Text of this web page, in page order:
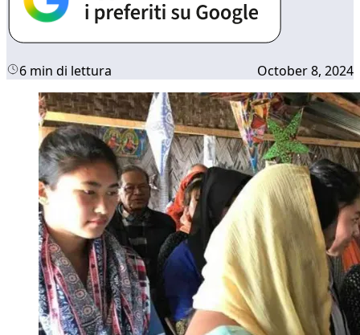
6 min di lettura October 8, 2024